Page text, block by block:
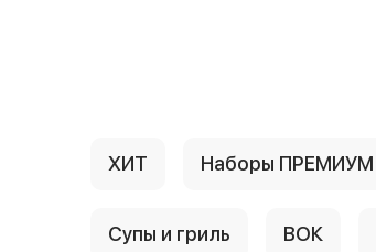
ХИТ Наборы ПРЕМИУМ
Супы и гриль ВОК